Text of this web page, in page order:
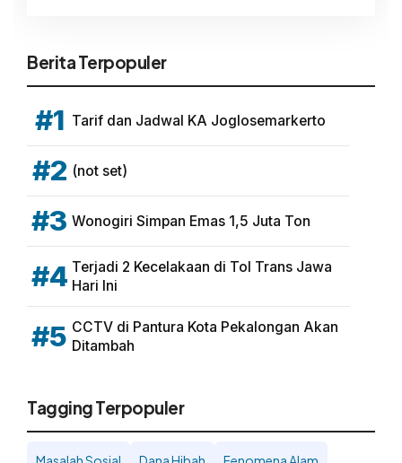
Berita Terpopuler
#1 Tarif dan Jadwal KA Joglosemarkerto
#2 (not set)
#3 Wonogiri Simpan Emas 1,5 Juta Ton
#4 Terjadi 2 Kecelakaan di Tol Trans Jawa
Hari Ini
#5 CCTV di Pantura Kota Pekalongan Akan
Ditambah
Tagging Terpopuler